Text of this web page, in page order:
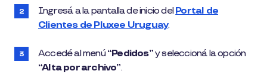
Ingresá a la pantalla de inicio delPortal de
Clientes de Pluxee Uruguay.
Accedé al menú“Pedidos”y seleccioná la opción
“Alta por archivo”.